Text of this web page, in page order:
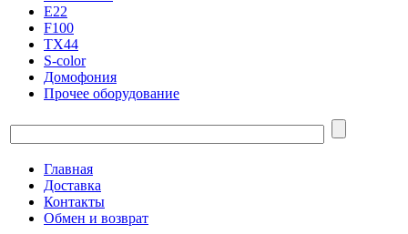
E22
F100
TX44
S-color
Домофония
Прочее оборудование
Главная
Доставка
Контакты
Обмен и возврат